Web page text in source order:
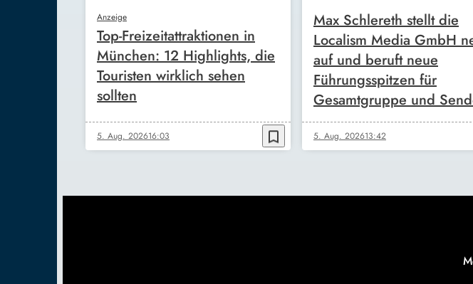
Anzeige
Top-Freizeitattraktionen in
München: 12 Highlights, die
Touristen wirklich sehen
sollten
5. Aug. 202616:03 bookmark_border
Max Schlereth stellt die
Localism Media GmbH
auf und beruft neue
Führungsspitzen für
Gesamtgruppe und
5. Aug. 202613:42